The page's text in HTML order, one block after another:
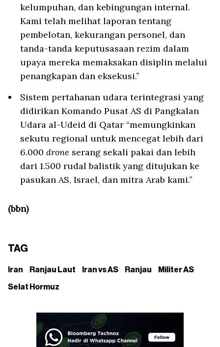
kelumpuhan, dan kebingungan internal.
Kami telah melihat laporan tentang
pembelotan, kekurangan personel, dan
tanda-tanda keputusasaan rezim dalam
upaya mereka memaksakan disiplin melalui
penangkapan dan eksekusi.”
Sistem pertahanan udara terintegrasi yang
didirikan Komando Pusat AS di Pangkalan
Udara al-Udeid di Qatar “memungkinkan
sekutu regional untuk mencegat lebih dari
6.000 drone serang sekali pakai dan lebih
dari 1.500 rudal balistik yang ditujukan ke
pasukan AS, Israel, dan mitra Arab kami.”
(bbn)
TAG
Iran Ranjau Laut Iran vs AS Ranjau Militer AS
Selat Hormuz